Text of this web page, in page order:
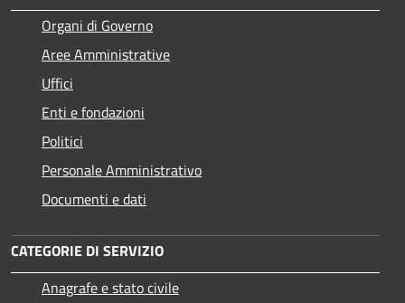
Organi di Governo
Aree Amministrative
Uffici
Enti e fondazioni
Politici
Personale Amministrativo
Documenti e dati
CATEGORIE DI SERVIZIO
Anagrafe e stato civile